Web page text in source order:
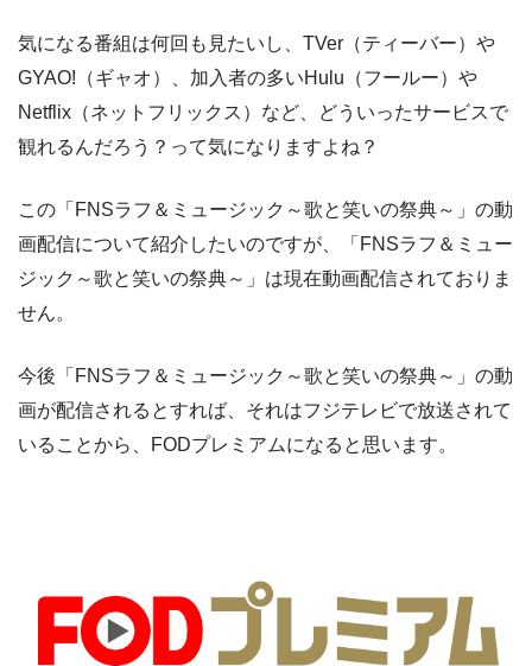
気になる番組は何回も見たいし、TVer（ティーバー）や
GYAO!（ギャオ）、加入者の多いHulu（フールー）や
Netflix（ネットフリックス）など、どういったサービスで
観れるんだろう？って気になりますよね？
この「FNSラフ＆ミュージック～歌と笑いの祭典～」の動
画配信について紹介したいのですが、「FNSラフ＆ミュー
ジック～歌と笑いの祭典～」は現在動画配信されておりま
せん。
今後「FNSラフ＆ミュージック～歌と笑いの祭典～」の動
画が配信されるとすれば、それはフジテレビで放送されて
いることから、FODプレミアムになると思います。